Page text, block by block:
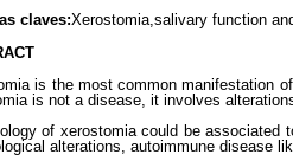
claves:Xerostomia,salivary function
is the most common manifestation
is not a disease, it involves
of xerostomia could be associated
alterations, autoimmune disease